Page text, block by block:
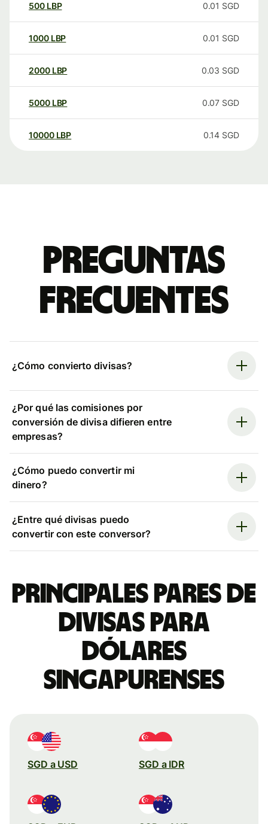
500 LBP 0.01 SGD
1000 LBP 0.01 SGD
2000 LBP 0.03 SGD
5000 LBP 0.07 SGD
10000 LBP 0.14 SGD
Preguntas
frecuentes
¿Cómo convierto divisas?
¿Por qué las comisiones por
conversión de divisa difieren entre
empresas?
¿Cómo puedo convertir mi
dinero?
¿Entre qué divisas puedo
convertir con este conversor?
Principales pares de
divisas para
dólares
singapurenses
SGD a USD SGD a IDR